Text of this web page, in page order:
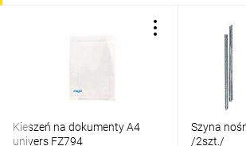
Kieszeń na dokumenty A4
univers FZ794
Szyna
/2szt./